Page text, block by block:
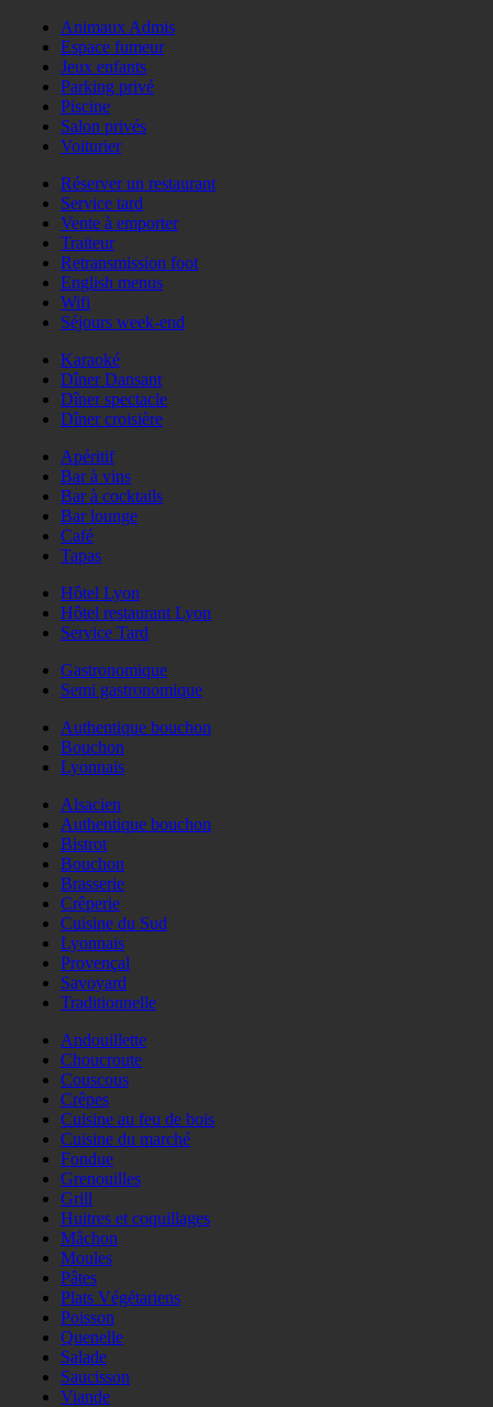
Animaux Admis
Espace fumeur
Jeux enfants
Parking privé
Piscine
Salon privés
Voiturier
Réserver un restaurant
Service tard
Vente à emporter
Traiteur
Retransmission foot
English menus
Wifi
Séjours week-end
Karaoké
Dîner Dansant
Dîner spectacle
Dîner croisière
Apéritif
Bar à vins
Bar à cocktails
Bar lounge
Café
Tapas
Hôtel Lyon
Hôtel restaurant Lyon
Service Tard
Gastronomique
Semi gastronomique
Authentique bouchon
Bouchon
Lyonnais
Alsacien
Authentique bouchon
Bistrot
Bouchon
Brasserie
Crêperie
Cuisine du Sud
Lyonnais
Provençal
Savoyard
Traditionnelle
Andouillette
Choucroute
Couscous
Crêpes
Cuisine au feu de bois
Cuisine du marché
Fondue
Grenouilles
Grill
Huitres et coquillages
Mâchon
Moules
Pâtes
Plats Végétariens
Poisson
Quenelle
Salade
Saucisson
Viande